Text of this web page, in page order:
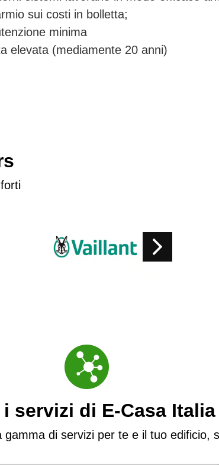
sui costi in bolletta;
minima
elevata (mediamente 20 anni)
servizi di E-Casa Italia
gamma di servizi per te e il tuo edificio,